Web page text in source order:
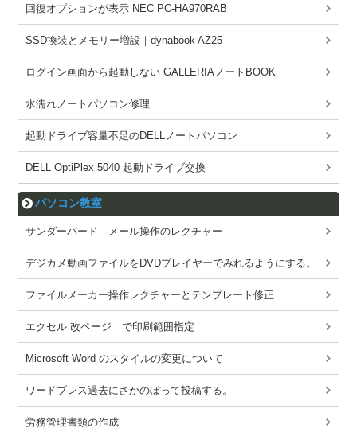
回復オプションが表示 NEC PC-HA970RAB
SSD換装とメモリー増設｜dynabook AZ25
ログイン画面から起動しない GALLERIAノートBOOK
水濡れノートパソコン修理
起動ドライブ容量不足のDELLノートパソコン
DELL OptiPlex 5040 起動ドライブ交換
パソコン教室
サンダーバード メール操作のレクチャー
デジカメ動画ファイルをDVDプレイヤーでみれるようにする。
ファイルメーカー操作レクチャーとテンプレート修正
エクセル 改ページ で印刷範囲指定
Microsoft Word のスタイルの変更について
ワードブレス過去にさかのぼって投稿する。
労務管理書類の作成